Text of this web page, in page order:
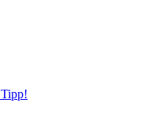
Tipp!